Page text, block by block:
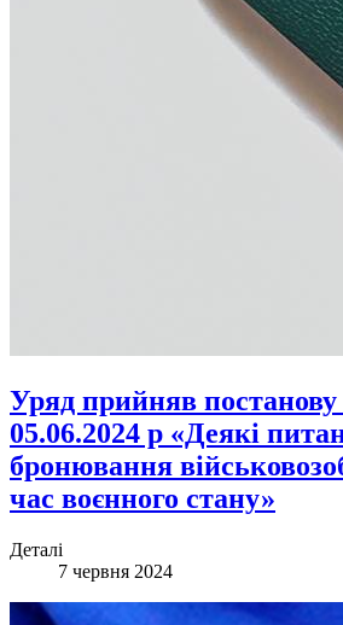
Уряд прийняв
05.06.2024 р «Деякі
бронювання
час воєнного стану»
Деталі
7 червня 2024